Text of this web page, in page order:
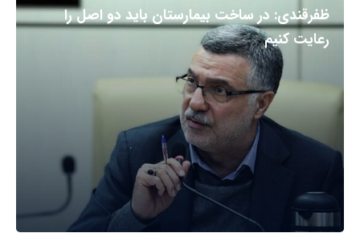
ظفرقندی: در ساخت بیمارستان باید دو اصل را
رعایت کنیم